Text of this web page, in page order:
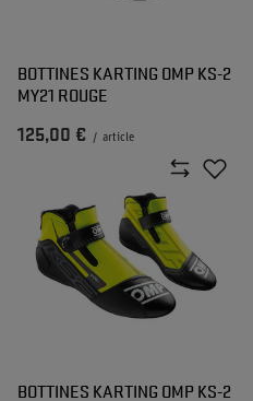
BOTTINES KARTING OMP KS-2
MY21 ROUGE
125,00 € / article
BOTTINES KARTING OMP KS-2